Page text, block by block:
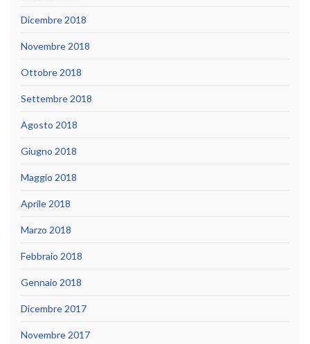
Dicembre 2018
Novembre 2018
Ottobre 2018
Settembre 2018
Agosto 2018
Giugno 2018
Maggio 2018
Aprile 2018
Marzo 2018
Febbraio 2018
Gennaio 2018
Dicembre 2017
Novembre 2017